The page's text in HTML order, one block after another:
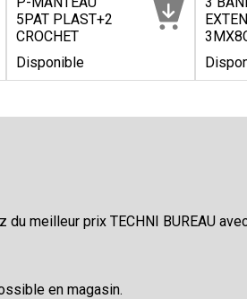
5PAT PLAST+2
CROCHET
Disponible
meilleur prix TECHNI BUREAU
en magasin.